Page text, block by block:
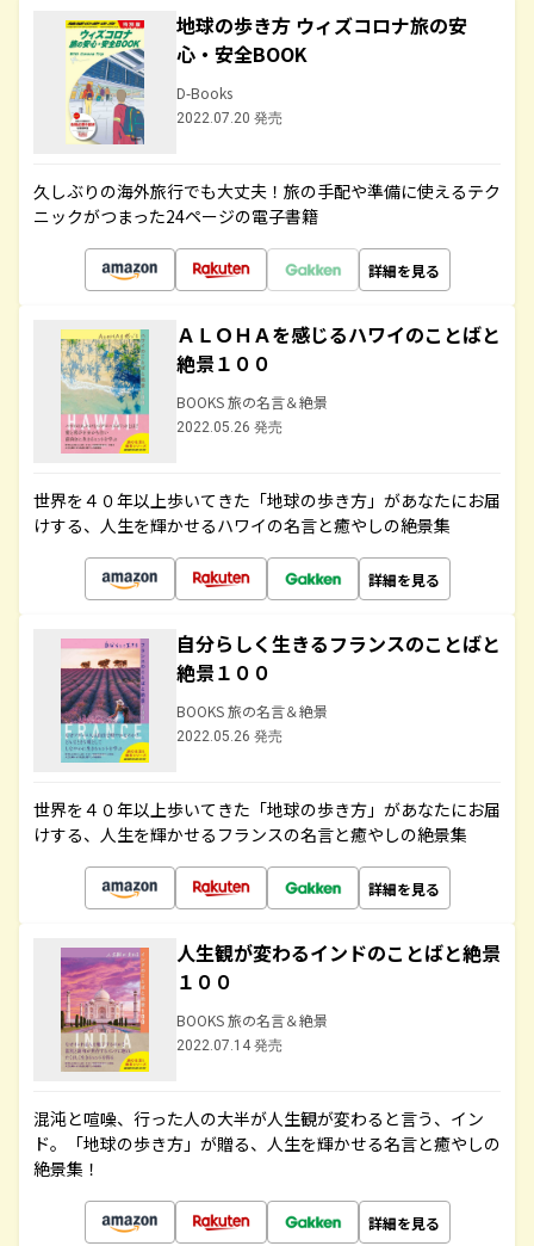
地球の歩き方 ウィズコロナ旅の安
心・安全BOOK
D-Books
2022.07.20 発売
久しぶりの海外旅行でも大丈夫！旅の手配や準備に使えるテク
ニックがつまった24ページの電子書籍
詳細を見る
ＡＬＯＨＡを感じるハワイのことばと
絶景１００
BOOKS 旅の名言＆絶景
2022.05.26 発売
世界を４０年以上歩いてきた「地球の歩き方」があなたにお届
けする、人生を輝かせるハワイの名言と癒やしの絶景集
詳細を見る
自分らしく生きるフランスのことばと
絶景１００
BOOKS 旅の名言＆絶景
2022.05.26 発売
世界を４０年以上歩いてきた「地球の歩き方」があなたにお届
けする、人生を輝かせるフランスの名言と癒やしの絶景集
詳細を見る
人生観が変わるインドのことばと絶景
１００
BOOKS 旅の名言＆絶景
2022.07.14 発売
混沌と喧噪、行った人の大半が人生観が変わると言う、イン
ド。「地球の歩き方」が贈る、人生を輝かせる名言と癒やしの
絶景集！
詳細を見る